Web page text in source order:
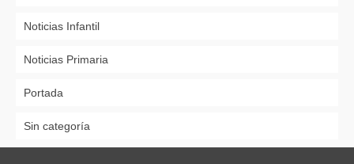
Noticias Infantil
Noticias Primaria
Portada
Sin categoría